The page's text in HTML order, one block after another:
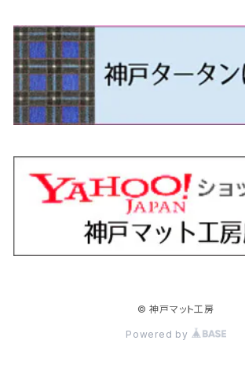
H24/5～R1/10（後期）
H18/6～H24/5（前期）
H24/5～R1/10（後期）
オーリス
H24/8～H30/3 180系
カムリ
H24/5～ 160系
カローラ・クロス
カローラ・スポーツ
H22/6～R2/6 F15
スカイライン
H13/6～H18/11 V35
H26/2～ V37
スカイライン・クロスオーバー
H11/6～H16/10 Y34
H1/6～H11/6 Y30
セレナ
H22/11～H28/9 C26
H22/4～H30/3 L275/285
プレオプラス
H24/12～H29/5 LA300/310
レヴォーグ
H15/6～R2/8 BN/BM/BL系
レガシィアウトバック
H15/10～ BP/BR/BS/BT系
レガシィツーリングワゴン
H19/7～R1/7 DE/DJ系
ビアンテ
H20/7～30/3 CC系
ファミリア バン
H30/6～ 160系
H24/10～ MJ系
フレアクロスオーバー
H26/1～ MS系
H18/12～ L275/285
ミラ・イース
H23/9～ LA300系
ミラ・ココア
H30/6～ LA550/560S
ムーヴ
H26/12～R5/7 LA150/160S
ムーヴキャンバス
H14/1～ JB43/74W
H22/9～ スイフト
H23/12～
スペーシア/スペーシアカスタム/スペーシアギア
H25/3～R5/11
R5/11～ MK54S・MK94S
スペーシアベース
H23/1～H27/8 MA15S
H27/8～R2/12 MA26/36/46S
ハスラー
H26/1～ MR系
H23/3～ MB系
デリカＤ：３
H23/10～H31/4 BM20 7人乗
デリカＤ：５
R5/5～ B30系/BA系
パジェロ
H18/10～R1/8 7人乗ロング V90系
H27/4～R3/12 JW5
WR-V
R6/3～ DG5
ZR-V
H11/6～H30/7 バン HH5・HH6
H21/12～R3/4 トラック
アコード・アコードハイブリッド
H25/6～R2/2 CR系
H21/10～H30/3 6RC系
H30/3～ AW系
H25/10～R3/10
Ｖクラス
H27/4～
© 神戸マット工房
Powered by